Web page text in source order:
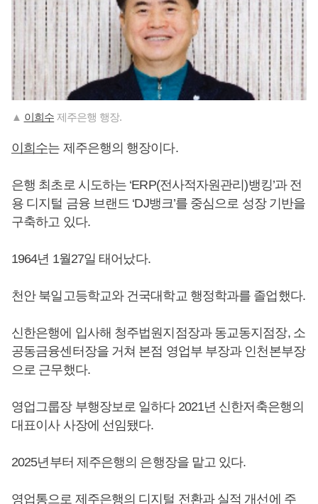
▲ 이희수 제주은행 행장.
이희수는 제주은행의 행장이다.
은행 최초로 시도하는 ‘ERP(전사적자원관리)뱅킹’과 전
용 디지털 금융 브랜드 ‘DJ뱅크’를 중심으로 성장 기반을
구축하고 있다.
1964년 1월27일 태어났다.
천안 북일고등학교와 건국대학교 행정학과를 졸업했다.
신한은행에 입사해 청주법원지점장과 동교동지점장, 소
공동금융센터장을 거쳐 본점 영업부 부장과 인천본부장
으로 근무했다.
영업그룹장 부행장보로 일하다 2021년 신한저축은행의
대표이사 사장에 선임됐다.
2025년부터 제주은행의 은행장을 맡고 있다.
영업통으로 제주은행의 디지털 전환과 실적 개선에 주